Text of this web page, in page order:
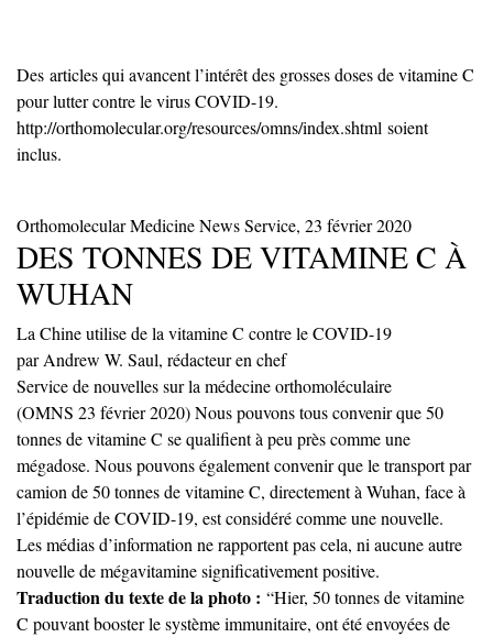
Des articles qui avancent l’intérêt des grosses doses de vitamine C
pour lutter contre le virus COVID-19.
http://orthomolecular.org/resources/omns/index.shtml soient
inclus.
Orthomolecular Medicine News Service, 23 février 2020
DES TONNES DE VITAMINE C À
WUHAN
La Chine utilise de la vitamine C contre le COVID-19
par Andrew W. Saul, rédacteur en chef
Service de nouvelles sur la médecine orthomoléculaire
(OMNS 23 février 2020) Nous pouvons tous convenir que 50
tonnes de vitamine C se qualifient à peu près comme une
mégadose. Nous pouvons également convenir que le transport par
camion de 50 tonnes de vitamine C, directement à Wuhan, face à
l’épidémie de COVID-19, est considéré comme une nouvelle.
Les médias d’information ne rapportent pas cela, ni aucune autre
nouvelle de mégavitamine significativement positive.
Traduction du texte de la photo : “Hier, 50 tonnes de vitamine
C pouvant booster le système immunitaire, ont été envoyées de